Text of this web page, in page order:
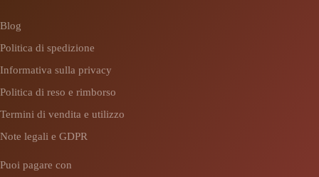
Blog
Politica di spedizione
Informativa sulla privacy
Politica di reso e rimborso
Termini di vendita e utilizzo
Note legali e GDPR
Puoi pagare con